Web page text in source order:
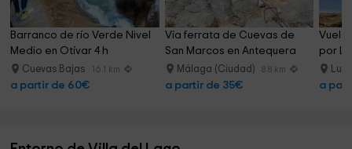
Barranco de río Verde Nivel
Medio en Otívar 4 h
Cuevas Bajas 16.1 km
a partir de 60€
Vía ferrata de Cuevas de
San Marcos en Antequera
Málaga (Ciudad) 8.8 km
a partir de 35€
Vuelo
por
a